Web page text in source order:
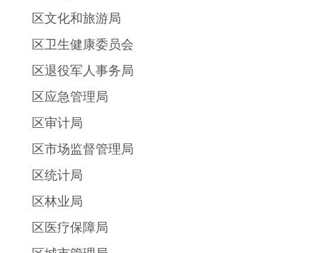
区文化和旅游局
区卫生健康委员会
区退役军人事务局
区应急管理局
区审计局
区市场监督管理局
区统计局
区林业局
区医疗保障局